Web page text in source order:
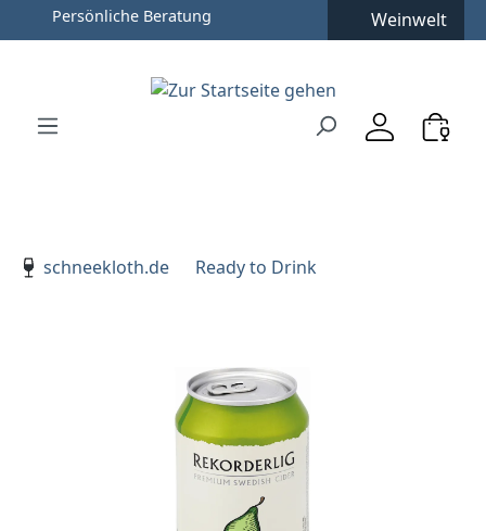
Zum Hauptinhalt springen
Zur Hauptnavigation springen
Persönliche Beratung Weinwelt
schneekloth.de
Ready to Drink
Bildergalerie überspringen